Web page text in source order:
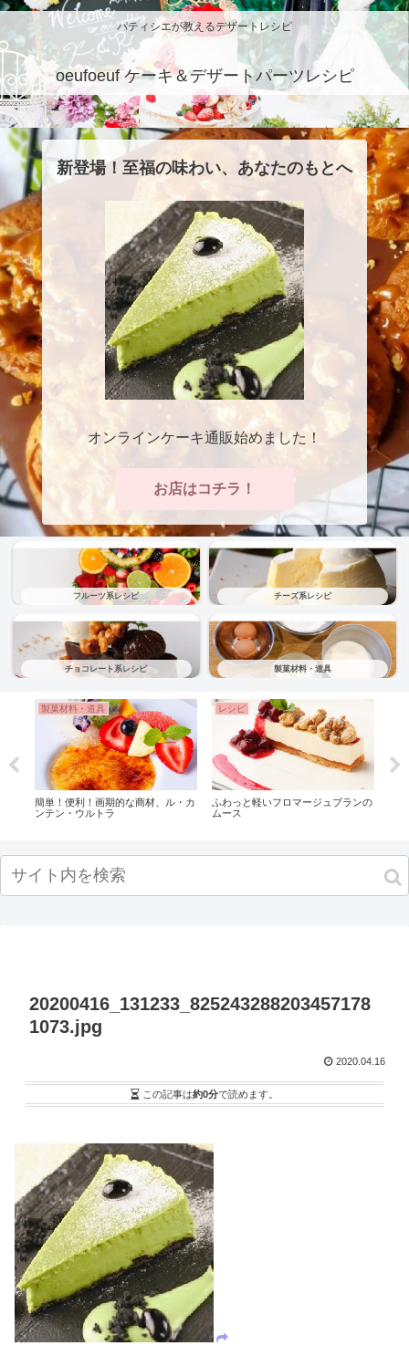
パティシエが教えるデザートレシピ
oeufoeuf ケーキ＆デザートパーツレシピ
新登場！至福の味わい、あなたのもとへ
オンラインケーキ通販始めました！
お店はコチラ！
フルーツ系レシピ チーズ系レシピ
チョコレート系レシピ 製菓材料・道具
製菓材料・道具
簡単！便利！画期的な商材、ル・カ
ンテン・ウルトラ
レシピ
ふわっと軽いフロマージュブランの
ムース
20200416_131233_825243288203457178
1073.jpg
2020.04.16
この記事は約0分で読めます。